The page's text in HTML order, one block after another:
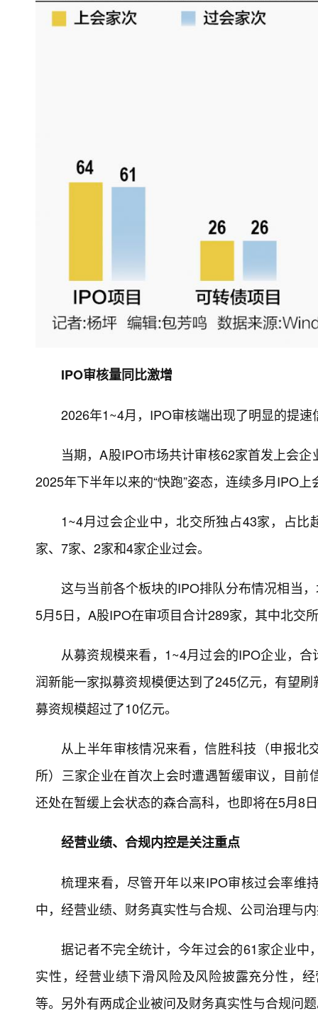
IPO审核量同比激增
2026年1~4月，IPO审核端出现了明显的提速
当期，A股IPO市场共计审核62家首发上会
2025年下半年以来的“快跑”姿态，连续多月IPO
1~4月过会企业中，北交所独占43家，占
家、7家、2家和4家企业过会。
这与当前各个板块的IPO排队分布情况相当
5月5日，A股IPO在审项目合计289家，其中北交
从募资规模来看，1~4月过会的IPO企业，
润新能一家拟募资规模便达到了245亿元，有望
募资规模超过了10亿元。
从上半年审核情况来看，信胜科技（申报
所）三家企业在首次上会时遭遇暂缓审议，目
还处在暂缓上会状态的森合高科，也即将在5月8
经营业绩、合规内控是关注重点
梳理来看，尽管开年以来IPO审核过会率维
中，经营业绩、财务真实性与合规、公司治理与
据记者不完全统计，今年过会的61家企业
实性，经营业绩下滑风险及风险披露充分性，
等。另外有两成企业被问及财务真实性与合规问